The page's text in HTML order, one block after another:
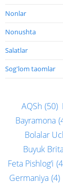
Nonlar
Nonushta
Salatlar
Sog'lom taomlar
AQSh (50)
Bayramona
Bolalar
Buyuk
Feta Pishlog‘i
Germaniya (4)